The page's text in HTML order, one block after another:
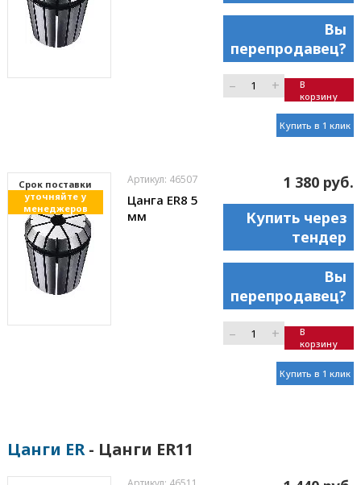
Вы
перепродавец?
– +
В
корзину
Купить в 1 клик
Cрок поставки
уточняйте у
менеджеров
Артикул: 46507
Цанга ER8 5
мм
1 380 руб.
Купить через
тендер
Вы
перепродавец?
– +
В
корзину
Купить в 1 клик
Цанги ER- Цанги ER11